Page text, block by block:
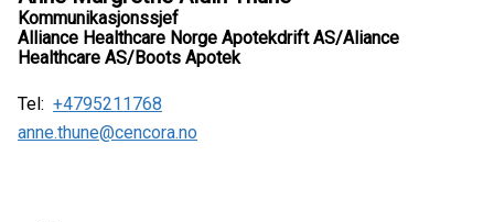
Kommunikasjonssjef
Alliance Healthcare Norge Apotekdrift AS/Aliance
Healthcare AS/Boots Apotek
Tel: +4795211768
anne.thune@cencora.no